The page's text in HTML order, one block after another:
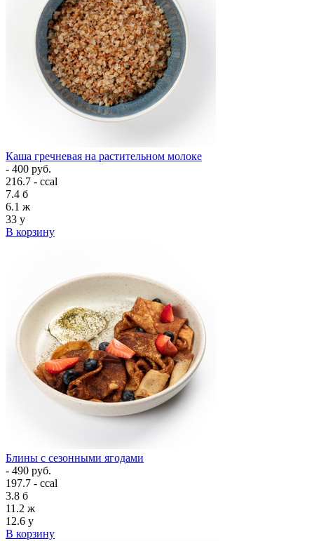
Каша гречневая на растительном молоке
- 400 руб.
216.7 - ccal
7.4 б
6.1 ж
33 у
В корзину
Блины с сезонными ягодами
- 490 руб.
197.7 - ccal
3.8 б
11.2 ж
12.6 у
В корзину